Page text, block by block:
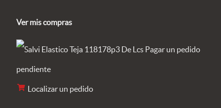
Ver mis compras
Pagar un pedido
pendiente
Localizar un pedido